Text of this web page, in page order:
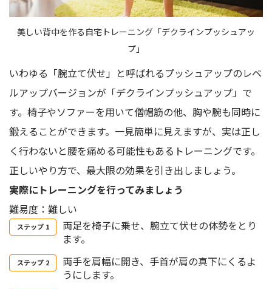
美しい背中を作る自宅トレーニング「デクラインプッシュアッ
プ」
いわゆる「腕立て伏せ」と呼ばれるプッシュアップのレベ
ルアップバージョンが「デクラインプッシュアップ」で
す。椅子やソファーを用いて僧帽筋の他、胸や腕も同時に
鍛えることができます。一見簡単に見えますが、実は正し
く行わないと腰を痛める可能性もあるトレーニングです。
正しいやり方で、最大限の効果を引き出しましょう。
実際にトレーニングを行ってみましょう
難易度：難しい
両足を椅子に乗せ、腕立て伏せの体勢をとり
ます。
両手を肩幅に開き、手首が肩の真下にくるよ
うにします。